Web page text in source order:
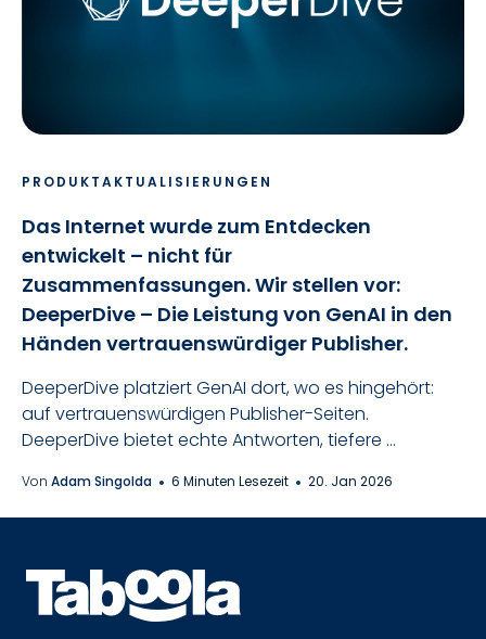
PRODUKTAKTUALISIERUNGEN
Das Internet wurde zum Entdecken
entwickelt – nicht für
Zusammenfassungen. Wir stellen vor:
DeeperDive – Die Leistung von GenAI in den
Händen vertrauenswürdiger Publisher.
DeeperDive platziert GenAI dort, wo es hingehört:
auf vertrauenswürdigen Publisher-Seiten.
DeeperDive bietet echte Antworten, tiefere ...
Von Adam Singolda 6 Minuten Lesezeit 20. Jan 2026